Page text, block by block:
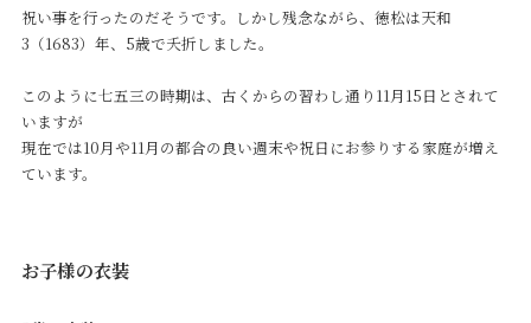
Service
祝い事を行ったのだそうです。しかし残念ながら、徳松は天和
3（1683）年、5歳で夭折しました。
このように七五三の時期は、古くからの習わし通り11月15日とされて
いますが
現在では10月や11月の都合の良い週末や祝日にお参りする家庭が増え
ています。
お子様の衣装